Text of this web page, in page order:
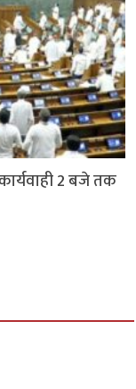
2 बजे तक